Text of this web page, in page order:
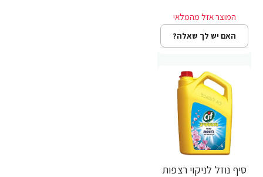
האם יש לך שאלה?
סיף נוזל לניקוי רצפות